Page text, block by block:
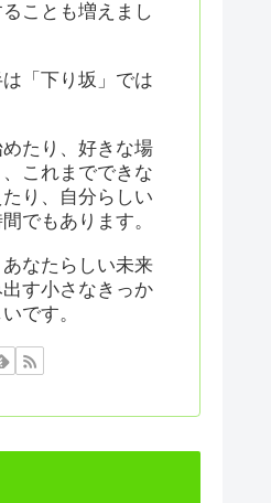
ことも増えまし
「下り坂」では
たり、好きな場
これまでできな
り、自分らしい
でもあります。
なたらしい未来
す小さなきっか
です。